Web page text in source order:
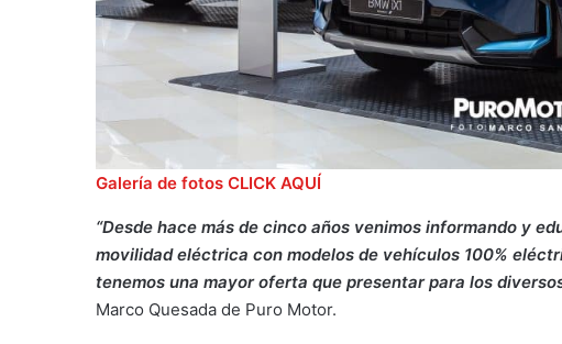
Galería de fotos CLICK AQUÍ
“Desde hace más de cinco años venimos informando y
movilidad eléctrica con modelos de vehículos 100%
tenemos una mayor oferta que presentar para los
Marco Quesada de Puro Motor.